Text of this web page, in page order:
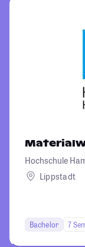
Hochschule
Lippstadt
Bachelor 7